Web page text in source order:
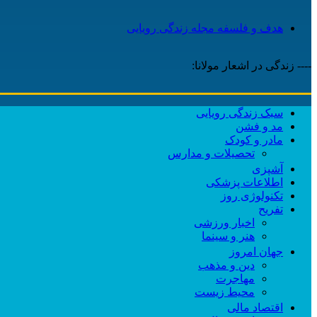
هدف و فلسفه مجله زندگی رویایی
---- زندگی در اشعار مولانا:
سبک زندگی رویایی
مد و فشن
مادر و کودک
تحصیلات و مدارس
آشپزی
اطلاعات پزشکی
تکنولوژی روز
تفریح
اخبار ورزشی
هنر و سینما
جهان امروز
دین و مذهب
مهاجرت
محیط زیست
اقتصاد مالی